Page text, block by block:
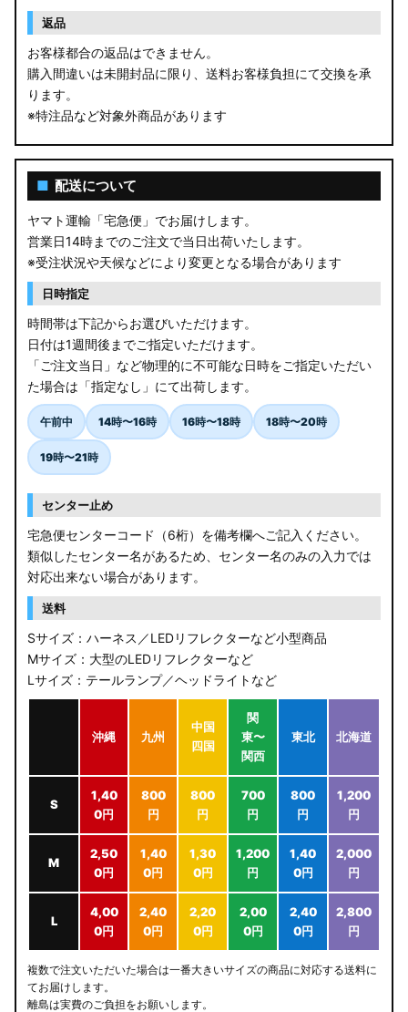
返品
お客様都合の返品はできません。
購入間違いは未開封品に限り、送料お客様負担にて交換を承
ります。
※特注品など対象外商品があります
■ 配送について
ヤマト運輸「宅急便」でお届けします。
営業日14時までのご注文で当日出荷いたします。
※受注状況や天候などにより変更となる場合があります
日時指定
時間帯は下記からお選びいただけます。
日付は1週間後までご指定いただけます。
「ご注文当日」など物理的に不可能な日時をご指定いただい
た場合は「指定なし」にて出荷します。
午前中 14時〜16時 16時〜18時 18時〜20時
19時〜21時
センター止め
宅急便センターコード（6桁）を備考欄へご記入ください。
類似したセンター名があるため、センター名のみの入力では
対応出来ない場合があります。
送料
Sサイズ：ハーネス／LEDリフレクターなど小型商品
Mサイズ：大型のLEDリフレクターなど
Lサイズ：テールランプ／ヘッドライトなど
沖縄 九州
中国
四国
関
東〜
関西
東北 北海道
S
1,40
0円
800
円
800
円
700
円
800
円
1,200
円
M
2,50
0円
1,40
0円
1,30
0円
1,200
円
1,40
0円
2,000
円
L
4,00
0円
2,40
0円
2,20
0円
2,00
0円
2,40
0円
2,800
円
複数で注文いただいた場合は一番大きいサイズの商品に対応する送料に
てお届けします。
離島は実費のご負担をお願いします。